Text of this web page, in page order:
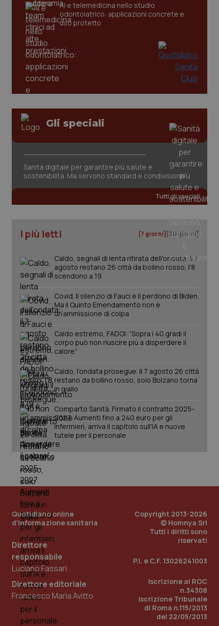
AI e telemedicina nello studio
odontoiatrico: applicazioni concrete e
uso protetto
Gli speciali
Sanità digitale per garantire più salute e
sostenibilità. Ma servono standard e condivisione
Tutti gli speciali
I più letti [7 giorni] [30 giorni]
Caldo, segnali di lenta ritirata dell'ondata: il 7
agosto restano 26 città da bollino rosso, l'8
scendono a 19
Covid. Il silenzio di Fauci e il perdono di Biden.
Ma il Quinto Emendamento non è
un’ammissione di colpa
Caldo estremo, FADOI: “Sopra i 40 gradi il
corpo può non riuscire più a disperdere il
calore”
Caldo, l’ondata prosegue. Il 7 agosto 26 città
restano da bollino rosso, solo Bolzano torna
in giallo
Comparto Sanità. Firmato il contratto 2025-
2027. Aumenti fino a 240 euro per gli
infermieri, arriva il capitolo sull'IA e nuove
tutele per il personale
Quotidiano online
d'informazione sanitaria
Direttore
responsabile
Luciano Fassari
Direttore editoriale
Francesco Maria Avitto
Copyright 2013-2026
© Homnya Srl
Tutti i diritti sono
riservati
P.I. e C.F. 13026241003
Iscrizione al ROC
n.34308
Iscrizione Tribunale
di Roma n.115/2013
del 22/05/2013
tracking-enable
tracking-sites-ironfish-
session-id
www.quotidianosanita.it
.quotidianosanita.it